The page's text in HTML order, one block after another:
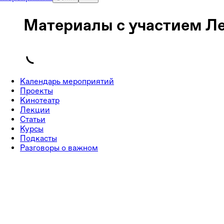
Материалы с участием
Календарь мероприятий
Проекты
Кинотеатр
Лекции
Статьи
Курсы
Подкасты
Разговоры о важном